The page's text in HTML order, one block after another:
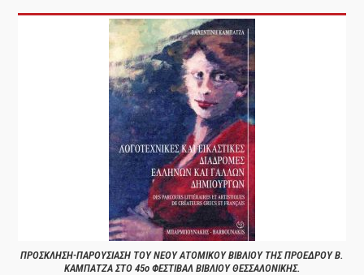
ΠΡΟΣΚΛΗΣΗ-ΠΑΡΟΥΣΙΑΣΗ ΤΟΥ ΝΕΟΥ ΑΤΟΜΙΚΟΥ ΒΙΒΛΙΟΥ ΤΗΣ ΠΡΟΕΔΡΟΥ Β.
ΚΑΜΠΑΤΖΑ ΣΤΟ 45ο ΦΕΣΤΙΒΑΛ ΒΙΒΛΙΟΥ ΘΕΣΣΑΛΟΝΙΚΗΣ.